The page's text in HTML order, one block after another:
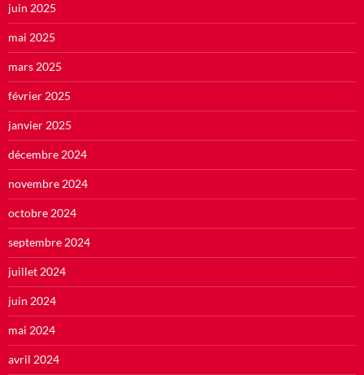
juin 2025
mai 2025
mars 2025
février 2025
janvier 2025
décembre 2024
novembre 2024
octobre 2024
septembre 2024
juillet 2024
juin 2024
mai 2024
avril 2024